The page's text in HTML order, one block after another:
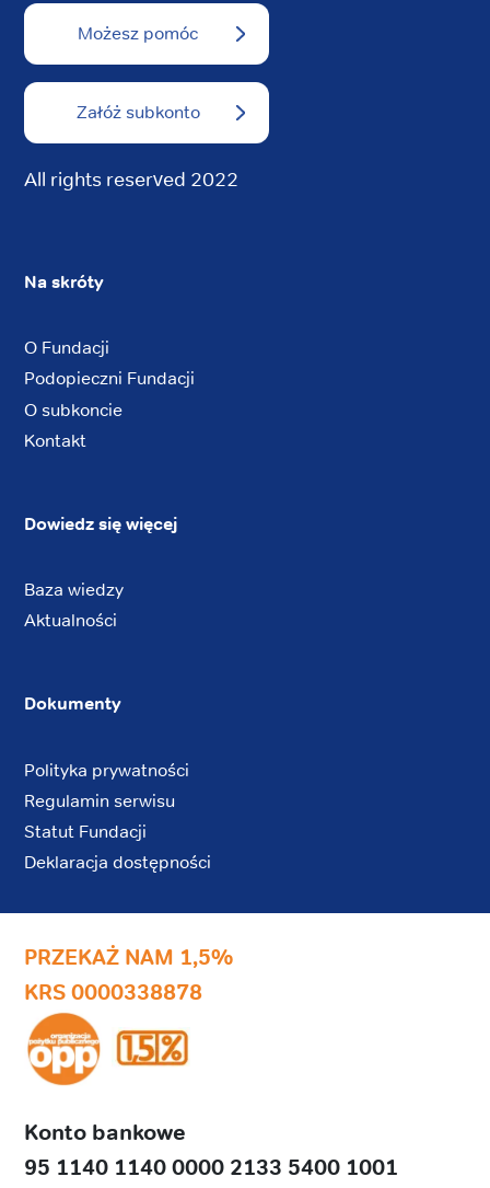
Możesz pomóc
Załóż subkonto
All rights reserved 2022
Na skróty
O Fundacji
Podopieczni Fundacji
O subkoncie
Kontakt
Dowiedz się więcej
Baza wiedzy
Aktualności
Dokumenty
Polityka prywatności
Regulamin serwisu
Statut Fundacji
Deklaracja dostępności
PRZEKAŻ NAM 1,5%
KRS 0000338878
Konto bankowe
95 1140 1140 0000 2133 5400 1001